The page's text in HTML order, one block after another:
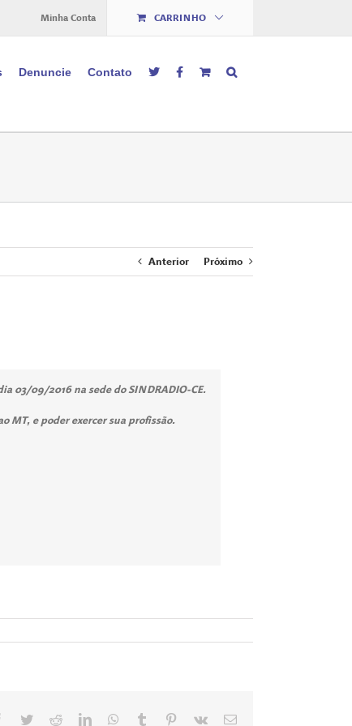
Minha Conta CARRINHO
Denuncie Contato
Anterior Próximo
03/09/2016 na sede do SINDRADIO-CE.
MT, e poder exercer sua profissão.
Facebook
TwitterRedditLinkedInWhatsApp
Tumblr Pinterest
Vk
E-